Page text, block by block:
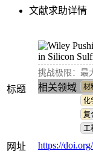
文献求助详情
标题
in Silicon
挑战极限：最
相关领域 材
化
复
工
网址
https://